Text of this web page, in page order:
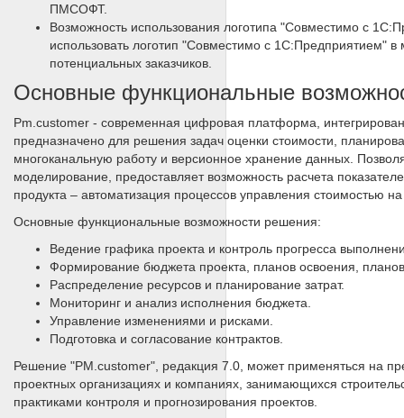
ПМСОФТ.
Возможность использования логотипа "Совместимо с
использовать логотип "Совместимо с 1С:Предприятием"
потенциальных заказчиков.
Основные функциональные
Pm.customer - современная цифровая платформа,
предназначено для решения задач оценки стоимости,
многоканальную работу и версионное хранение данных.
моделирование, предоставляет возможность расчета
продукта – автоматизация процессов управления стоимостью
Основные функциональные возможности решения:
Ведение графика проекта и контроль прогресса
Формирование бюджета проекта, планов освоения,
Распределение ресурсов и планирование затрат.
Мониторинг и анализ исполнения бюджета.
Управление изменениями и рисками.
Подготовка и согласование контрактов.
Решение "PM.customer", редакция 7.0, может применяться на
проектных организациях и компаниях, занимающихся
практиками контроля и прогнозирования проектов.